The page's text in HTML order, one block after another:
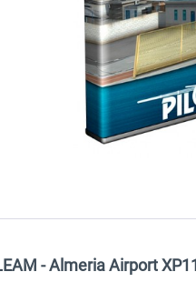
- Almeria Airport